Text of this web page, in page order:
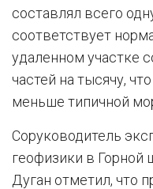
составлял всего
соответствует
удаленном участке
частей на тысячу,
меньше типичной
Соруководитель
геофизики в Горной
Дуган отметил, что